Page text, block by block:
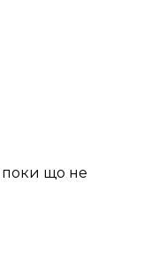
поки що не